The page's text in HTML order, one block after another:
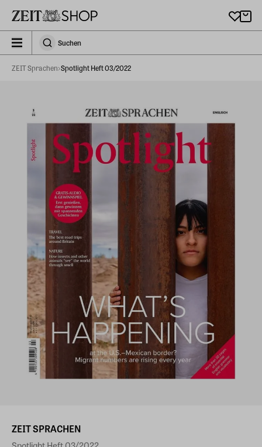
zeit_storefront.components.search.collapsed
SuchenSuchen
ZEIT Sprachen Spotlight Heft 03/2022
ZEIT SPRACHEN